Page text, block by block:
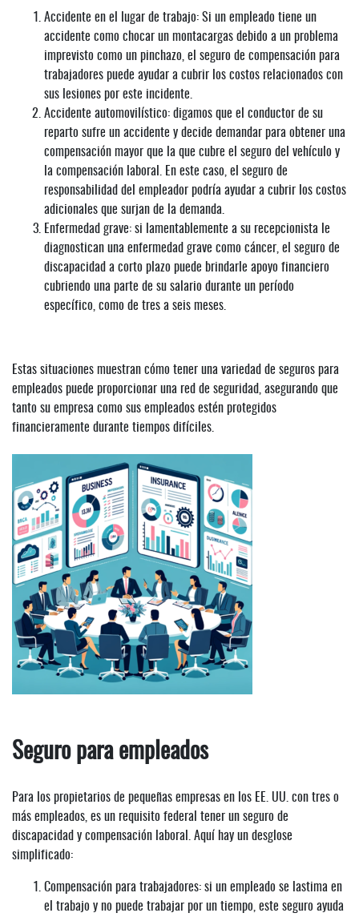
Accidente en el lugar de trabajo: Si un empleado tiene un
accidente como chocar un montacargas debido a un problema
imprevisto como un pinchazo, el seguro de compensación para
trabajadores puede ayudar a cubrir los costos relacionados con
sus lesiones por este incidente.
Accidente automovilístico: digamos que el conductor de su
reparto sufre un accidente y decide demandar para obtener una
compensación mayor que la que cubre el seguro del vehículo y
la compensación laboral. En este caso, el seguro de
responsabilidad del empleador podría ayudar a cubrir los costos
adicionales que surjan de la demanda.
Enfermedad grave: si lamentablemente a su recepcionista le
diagnostican una enfermedad grave como cáncer, el seguro de
discapacidad a corto plazo puede brindarle apoyo financiero
cubriendo una parte de su salario durante un período
específico, como de tres a seis meses.
Estas situaciones muestran cómo tener una variedad de seguros para
empleados puede proporcionar una red de seguridad, asegurando que
tanto su empresa como sus empleados estén protegidos
financieramente durante tiempos difíciles.
Seguro para empleados
Para los propietarios de pequeñas empresas en los EE. UU. con tres o
más empleados, es un requisito federal tener un seguro de
discapacidad y compensación laboral. Aquí hay un desglose
simplificado:
Compensación para trabajadores: si un empleado se lastima en
el trabajo y no puede trabajar por un tiempo, este seguro ayuda